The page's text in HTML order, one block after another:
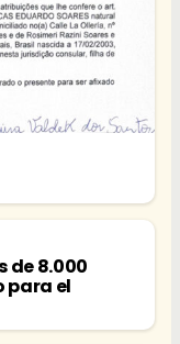
de 8.000
para el